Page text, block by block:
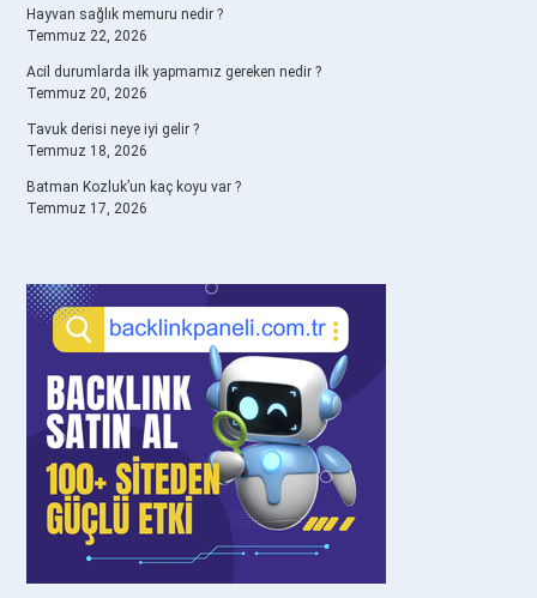
Hayvan sağlık memuru nedir ?
Temmuz 22, 2026
Acil durumlarda ilk yapmamız gereken nedir ?
Temmuz 20, 2026
Tavuk derisi neye iyi gelir ?
Temmuz 18, 2026
Batman Kozluk’un kaç koyu var ?
Temmuz 17, 2026